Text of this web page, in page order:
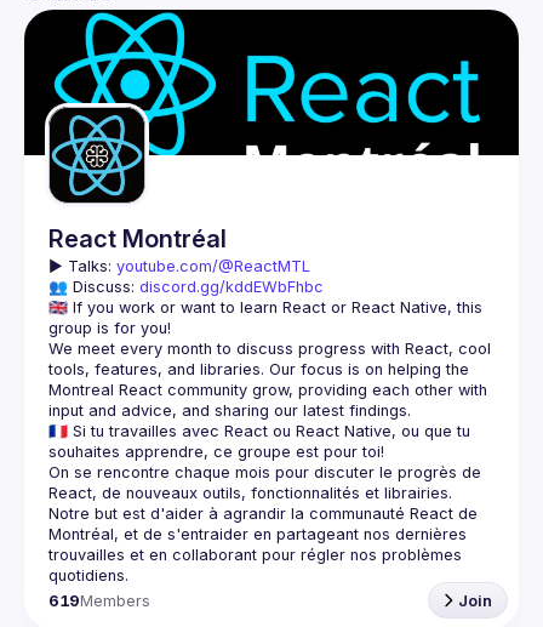
User
Events
Guilds
React Montréal
▶️ Talks: youtube.com/@ReactMTL
👥 Discuss: discord.gg/kddEWbFhbc
🇬🇧 If you work or want to learn React or React Native, this
We meet every month to discuss progress with React, cool
tools, features, and libraries. Our focus is on helping the
Montreal React community grow, providing each other with
🇫🇷 Si tu travailles avec React ou React Native, ou que tu
On se rencontre chaque mois pour discuter le progrès de
React, de nouveaux outils, fonctionnalités et librairies.
Notre but est d'aider à agrandir la communauté React de
Montréal, et de s'entraider en partageant nos dernières
trouvailles et en collaborant pour régler nos problèmes
619Members Join